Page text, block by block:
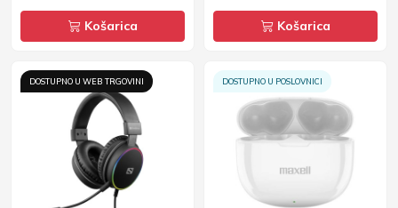
Košarica Košarica
DOSTUPNO U WEB TRGOVINI DOSTUPNO U POSLOVNICI